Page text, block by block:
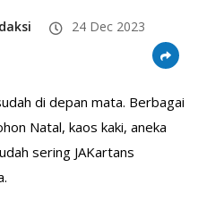
24 Dec 2023
di depan mata. Berbagai
Natal, kaos kaki, aneka
sering JAKartans